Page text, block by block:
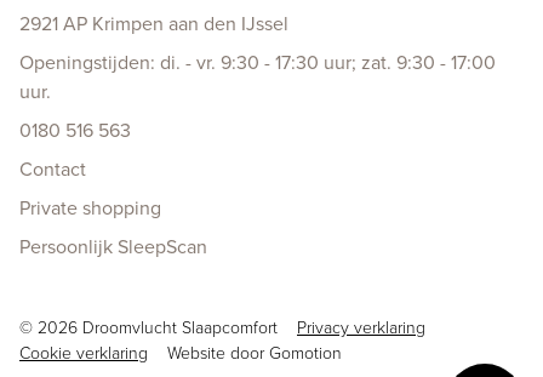
2921 AP Krimpen aan den IJssel
Openingstijden: di. - vr. 9:30 - 17:30 uur; zat. 9:30 - 17:00
uur.
0180 516 563
Contact
Private shopping
Persoonlijk SleepScan
Copyright navigation
© 2026 Droomvlucht Slaapcomfort
Privacy verklaring
Cookie verklaring
Website doorGomotion